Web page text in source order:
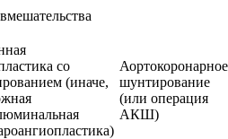
со
(иначе,
Аортокоронарное
шунтирование
(или операция
АКШ)